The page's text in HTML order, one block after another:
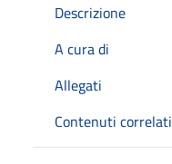
Descrizione
A cura di
Allegati
Contenuti correlati